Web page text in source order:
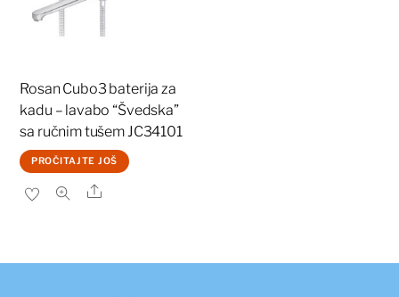
Rosan Cubo3 baterija za
kadu – lavabo “Švedska”
sa ručnim tušem JC34101
PROČITAJTE JOŠ
Share